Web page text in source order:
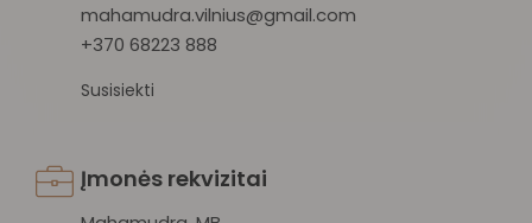
mahamudra.vilnius@gmail.com
+370 68223 888
Susisiekti
Įmonės rekvizitai